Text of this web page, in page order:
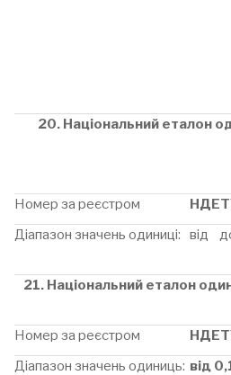
20. Національний еталон
Номер за реєстром
Діапазон значень одиниці:
від
21. Національний еталон
Номер за реєстром
Діапазон значень одиниць: від